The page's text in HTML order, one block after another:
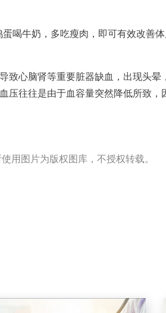
喝牛奶，多吃瘦肉，即可有效改善
致心脑肾等重要脏器缺血，出现头晕
压往往是由于血容量突然降低所致，
用图片为版权图库，不授权转载。